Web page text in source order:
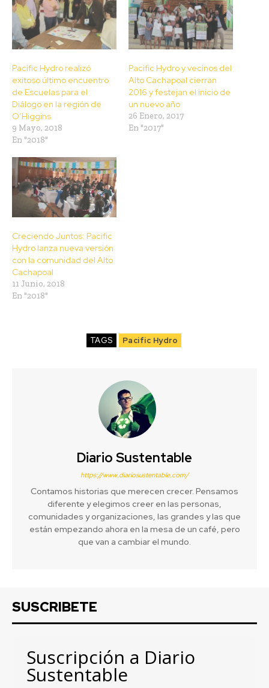
Pacific Hydro realizó
exitoso último encuentro
de Escuelas para el
Diálogo en la región de
O’Higgins
9 Mayo, 2018
En "2018"
Pacific Hydro y vecinos del
Alto Cachapoal cierran
2016 y festejan el inicio de
un nuevo año
26 Enero, 2017
En "2017"
Creciendo Juntos: Pacific
Hydro lanza nueva versión
con la comunidad del Alto
Cachapoal
11 Junio, 2018
En "2018"
TAGS Pacific Hydro
Diario Sustentable
https://www.diariosustentable.com/
Contamos historias que merecen crecer. Pensamos
diferente y elegimos creer en las personas,
comunidades y organizaciones, las grandes y las que
están empezando ahora en la mesa de un café, pero
que van a cambiar el mundo.
SUSCRIBETE
Suscripción a Diario
Sustentable